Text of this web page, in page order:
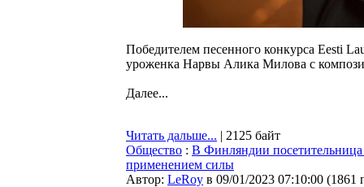
Победителем песенного конкурса Eesti
уроженка Нарвы Алика Милова с
Далее...
Читать дальше... | 2125 байт
Общество : В Финляндии посетительница
применением силы
Автор: LeRoy в 09/01/2023 07:10:00 (1861